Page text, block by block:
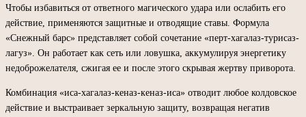
Чтобы избавиться от ответного магического удара или ослабить его
действие, применяются защитные и отводящие ставы. Формула
«Снежный барс» представляет собой сочетание «перт-хагалаз-турисаз-
лагуз». Он работает как сеть или ловушка, аккумулируя энергетику
недоброжелателя, сжигая ее и после этого скрывая жертву приворота.
Комбинация «иса-хагалаз-кеназ-кеназ-иса» отводит любое колдовское
действие и выстраивает зеркальную защиту, возвращая негатив